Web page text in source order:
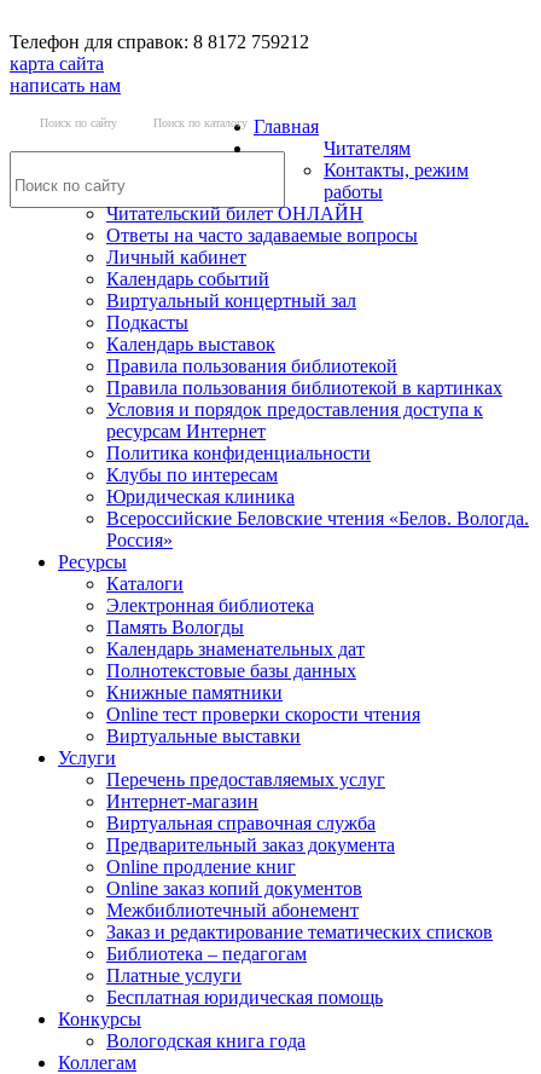
Телефон для справок: 8 8172 759212
карта сайта
написать нам
Поиск по сайту Поиск по каталогу Главная
Читателям
Контакты, режим
работы
Читательский билет ОНЛАЙН
Ответы на часто задаваемые вопросы
Личный кабинет
Календарь событий
Виртуальный концертный зал
Подкасты
Календарь выставок
Правила пользования библиотекой
Правила пользования библиотекой в картинках
Условия и порядок предоставления доступа к
ресурсам Интернет
Политика конфиденциальности
Клубы по интересам
Юридическая клиника
Всероссийские Беловские чтения «Белов. Вологда.
Россия»
Ресурсы
Каталоги
Электронная библиотека
Память Вологды
Календарь знаменательных дат
Полнотекстовые базы данных
Книжные памятники
Online тест проверки скорости чтения
Виртуальные выставки
Услуги
Перечень предоставляемых услуг
Интернет-магазин
Виртуальная справочная служба
Предварительный заказ документа
Online продление книг
Online заказ копий документов
Межбиблиотечный абонемент
Заказ и редактирование тематических списков
Библиотека – педагогам
Платные услуги
Бесплатная юридическая помощь
Конкурсы
Вологодская книга года
Коллегам